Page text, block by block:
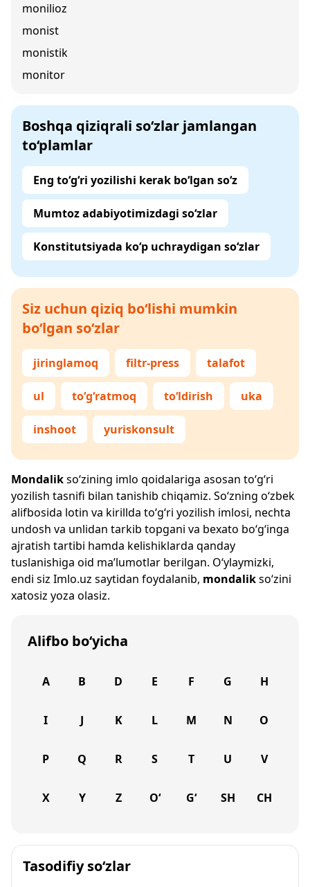
monilioz
monist
monistik
monitor
Boshqa qiziqrali so‘zlar jamlangan
to‘plamlar
Eng to‘g‘ri yozilishi kerak bo‘lgan so‘z
Mumtoz adabiyotimizdagi so‘zlar
Konstitutsiyada ko‘p uchraydigan so‘zlar
Siz uchun qiziq bo‘lishi mumkin
bo‘lgan so‘zlar
jiringlamoq filtr-press talafot
ul to‘g‘ratmoq to‘ldirish uka
inshoot yuriskonsult
Mondalikso‘zining imlo qoidalariga asosan to‘g‘ri
yozilish tasnifi bilan tanishib chiqamiz. So‘zning o‘zbek
alifbosida lotin va kirillda to‘g‘ri yozilish imlosi, nechta
undosh va unlidan tarkib topgani va bexato bo‘g‘inga
ajratish tartibi hamda kelishiklarda qanday
tuslanishiga oid ma’lumotlar berilgan. O‘ylaymizki,
endi siz Imlo.uz saytidan foydalanib, mondalikso‘zini
xatosiz yoza olasiz.
Alifbo bo‘yicha
A B D E F G H
I J K L M N O
P Q R S T U V
X Y Z O‘ G‘ SH CH
Tasodifiy so‘zlar